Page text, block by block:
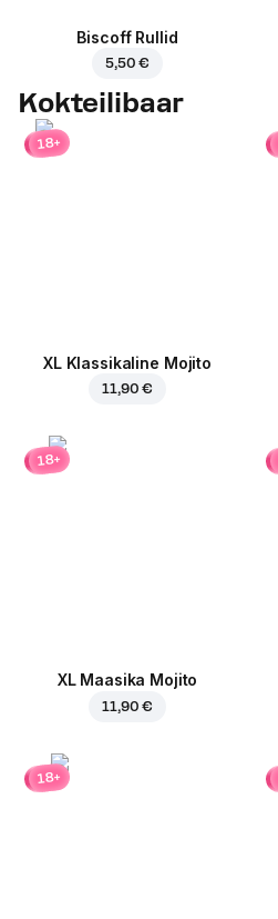
Biscoff Rullid
5,50 €
Kokteilibaar
18+
XL Klassikaline Mojito
11,90 €
18+
XL Maasika Mojito
11,90 €
18+